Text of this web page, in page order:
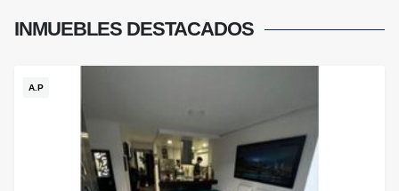
INMUEBLES DESTACADOS
A.P